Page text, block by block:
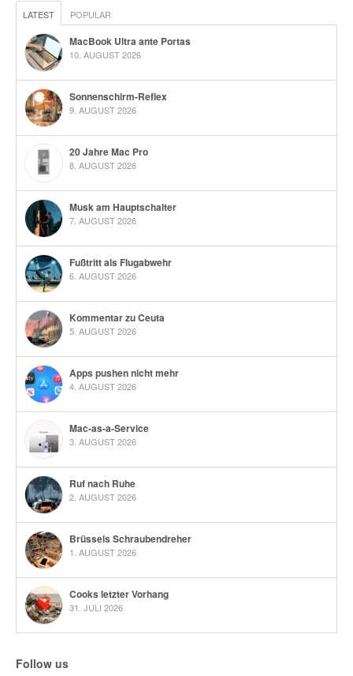
LATEST POPULAR
MacBook Ultra ante Portas
10. AUGUST 2026
Sonnenschirm-Reflex
9. AUGUST 2026
20 Jahre Mac Pro
8. AUGUST 2026
Musk am Hauptschalter
7. AUGUST 2026
Fußtritt als Flugabwehr
6. AUGUST 2026
Kommentar zu Ceuta
5. AUGUST 2026
Apps pushen nicht mehr
4. AUGUST 2026
Mac-as-a-Service
3. AUGUST 2026
Ruf nach Ruhe
2. AUGUST 2026
Brüssels Schraubendreher
1. AUGUST 2026
Cooks letzter Vorhang
31. JULI 2026
Follow us